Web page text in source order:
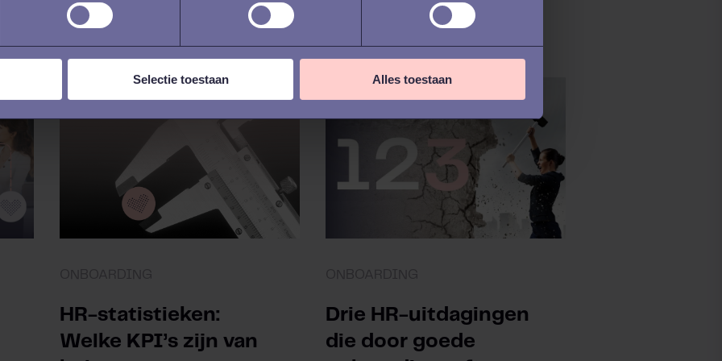
Selectie toestaan Alles toestaan
Nieuwe Werknemers
HR-statistieken:
Welke KPI’s zijn van
Drie HR-uitdagingen
die door goede